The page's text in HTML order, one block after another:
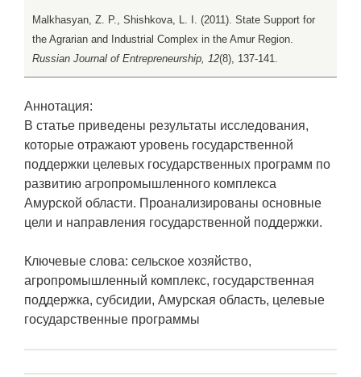
Malkhasyan, Z. P., Shishkova, L. I. (2011). State Support for
the Agrarian and Industrial Complex in the Amur Region.
Russian Journal of Entrepreneurship, 12(8), 137-141.
Аннотация:
В статье приведены результаты исследования,
которые отражают уровень государственной
поддержки целевых государственных программ по
развитию агропромышленного комплекса
Амурской области. Проанализированы основные
цели и направления государственной поддержки.
Ключевые слова: сельское хозяйство,
агропромышленный комплекс, государственная
поддержка, субсидии, Амурская область, целевые
государственные программы